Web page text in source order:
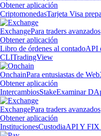
Obtener aplicación
CriptomonedasTarjeta Visa
ExchangePara traders avanzados
Obtener aplicación
Libro de órdenes al contadoAPI
CLITradingView
OnchainPara entusiastas de
Obtener aplicación
IntercambiosStakeExaminar
ExchangePara traders avanzados
Obtener aplicación
InstitucionesCustodiaAPI Y FIX